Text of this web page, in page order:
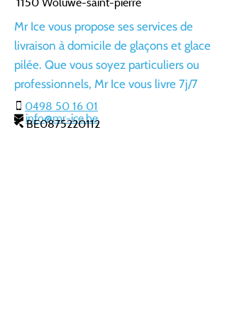
Mr Ice vous propose ses services de
livraison à domicile de glaçons et glace
pilée. Que vous soyez particuliers ou
professionnels, Mr Ice vous livre 7j/7
0498 50 16 01
info@mr-ice.be
BE0875220112